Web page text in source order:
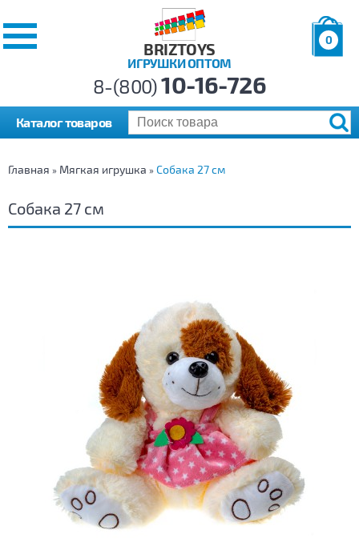
BRIZTOYS
ИГРУШКИ ОПТОМ
0
р.
8-(800)10-16-726
Каталог товаров
Главная » Мягкая игрушка » Собака 27 см
Собака 27 см